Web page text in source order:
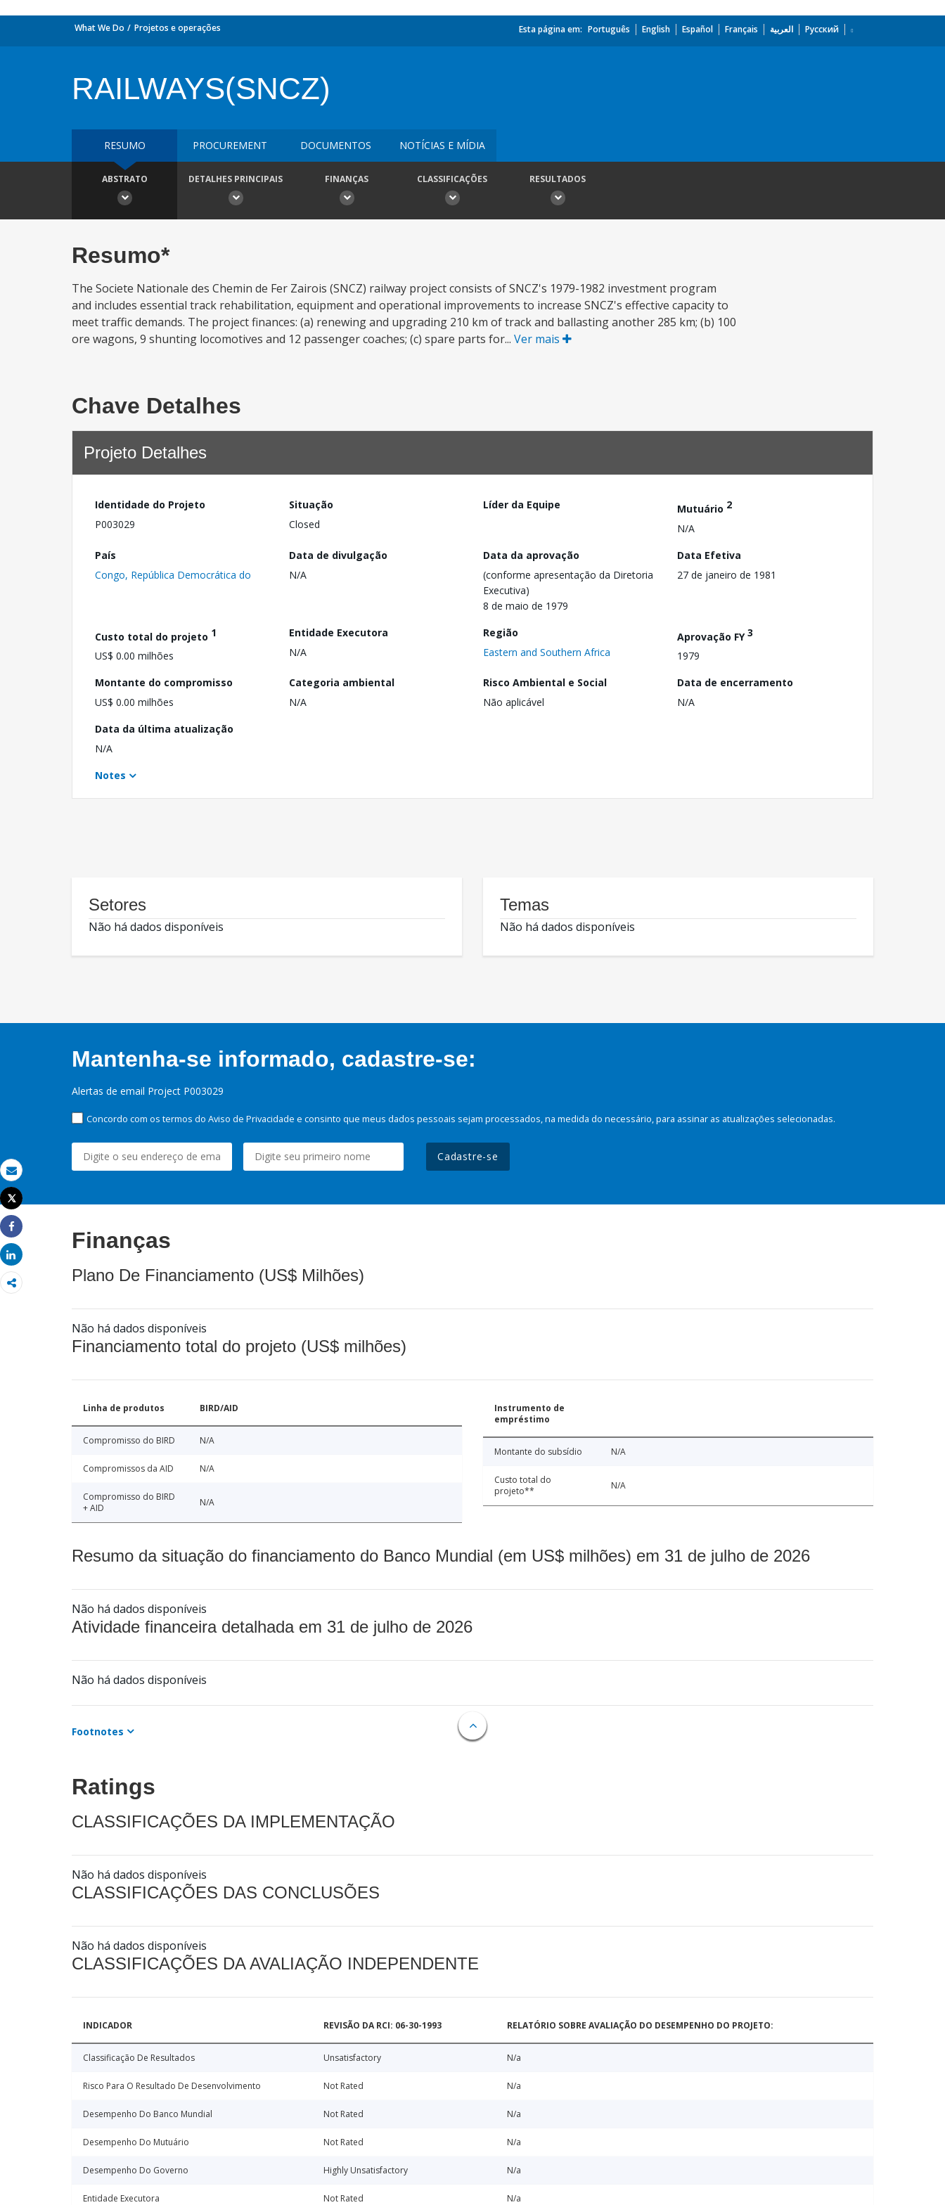
Email
Imprimir
Tweet
Share
Share
What We Do Projetos e operações Esta página em: Português English Español Français العربية Русский
RAILWAYS(SNCZ)
RESUMO PROCUREMENT DOCUMENTOS NOTÍCIAS E MÍDIA
ABSTRATO DETALHES PRINCIPAIS FINANÇAS CLASSIFICAÇÕES RESULTADOS
Resumo*
The Societe Nationale des Chemin de Fer Zairois (SNCZ) railway project consists of SNCZ's 1979-1982 investment program
and includes essential track rehabilitation, equipment and operational improvements to increase SNCZ's effective capacity to
meet traffic demands. The project finances: (a) renewing and upgrading 210 km of track and ballasting another 285 km; (b) 100
ore wagons, 9 shunting locomotives and 12 passenger coaches; (c) spare parts for... Ver mais
Chave Detalhes
Projeto Detalhes
Identidade do Projeto
P003029
Situação
Closed
Líder da Equipe Mutuário 2
N/A
País
Congo, República Democrática do
Data de divulgação
N/A
Data da aprovação
(conforme apresentação da Diretoria
Executiva)
8 de maio de 1979
Data Efetiva
27 de janeiro de 1981
Custo total do projeto 1
US$ 0.00 milhões
Entidade Executora
N/A
Região
Eastern and Southern Africa
Aprovação FY3
1979
Montante do compromisso
US$ 0.00 milhões
Categoria ambiental
N/A
Risco Ambiental e Social
Não aplicável
Data de encerramento
N/A
Data da última atualização
N/A
Notes
Setores
Não há dados disponíveis
Temas
Não há dados disponíveis
Mantenha-se informado, cadastre-se:
Alertas de email Project P003029
Concordo com os termos do Aviso de Privacidade e consinto que meus dados pessoais sejam processados, na medida do necessário, para assinar as atualizações selecionadas.
Cadastre-se
Finanças
Plano De Financiamento (US$ Milhões)
Não há dados disponíveis
Financiamento total do projeto (US$ milhões)
Linha de produtos BIRD/AID
Compromisso do BIRD N/A
Compromissos da AID N/A
Compromisso do BIRD
+ AID
N/A
Instrumento de
empréstimo
Montante do subsídio N/A
Custo total do
projeto**
N/A
Resumo da situação do financiamento do Banco Mundial (em US$ milhões) em 31 de julho de 2026
Não há dados disponíveis
Atividade financeira detalhada em 31 de julho de 2026
Não há dados disponíveis
Footnotes
Ratings
CLASSIFICAÇÕES DA IMPLEMENTAÇÃO
Não há dados disponíveis
CLASSIFICAÇÕES DAS CONCLUSÕES
Não há dados disponíveis
CLASSIFICAÇÕES DA AVALIAÇÃO INDEPENDENTE
INDICADOR REVISÃO DA RCI: 06-30-1993 RELATÓRIO SOBRE AVALIAÇÃO DO DESEMPENHO DO PROJETO:
Classificação De Resultados Unsatisfactory N/a
Risco Para O Resultado De Desenvolvimento Not Rated N/a
Desempenho Do Banco Mundial Not Rated N/a
Desempenho Do Mutuário Not Rated N/a
Desempenho Do Governo Highly Unsatisfactory N/a
Entidade Executora Not Rated N/a